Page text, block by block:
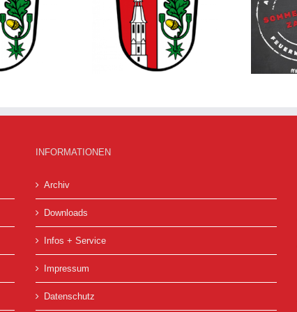
Nachrichten
vom 23.07.2026
Sommernachtszauber
am Gerätehaus Hösbach
01.08.2026
INFORMATIONEN
Archiv
Downloads
Infos + Service
Impressum
Datenschutz